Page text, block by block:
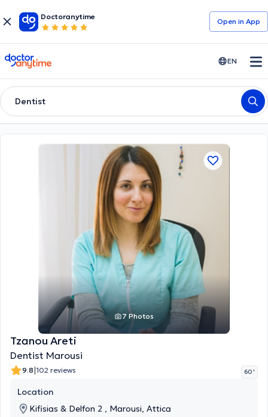
Doctoranytime
Open in Αpp
doctoranytime EN
Dentist
7 Photos
Tzanou Areti
Dentist Marousi
9.8|102 reviews 60 '
Location
Kifisias & Delfon 2 , Marousi, Attica